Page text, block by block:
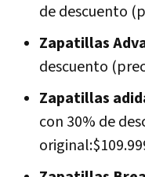
de descuento
Zapatillas
descuento
Zapatillas
con 30% de